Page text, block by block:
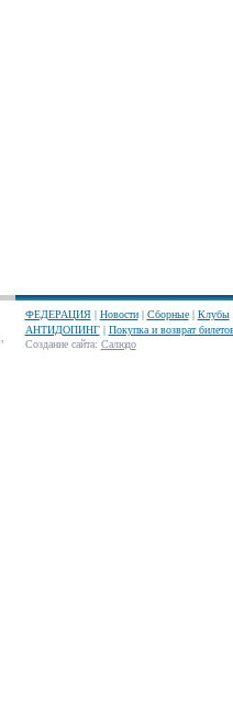
ФЕДЕРАЦИЯ| Новости| Сборные| Клубы
АНТИДОПИНГ| Покупка и возврат
Создание сайта: Салюдо